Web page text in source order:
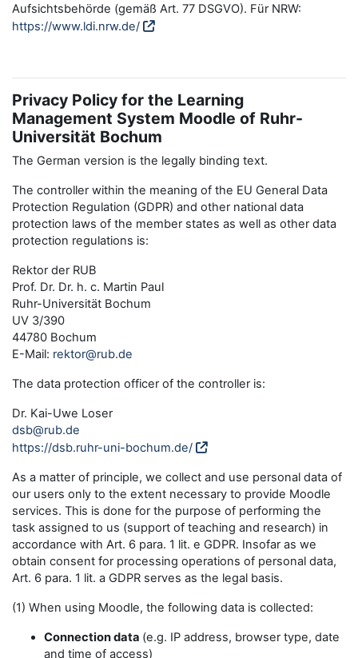
Aufsichtsbehörde (gemäß Art. 77 DSGVO). Für NRW:
https://www.ldi.nrw.de/
Privacy Policy for the Learning
Management System Moodle of Ruhr-
Universität Bochum
The German version is the legally binding text.
The controller within the meaning of the EU General Data
Protection Regulation (GDPR) and other national data
protection laws of the member states as well as other data
protection regulations is:
Rektor der RUB
Prof. Dr. Dr. h. c. Martin Paul
Ruhr-Universität Bochum
UV 3/390
44780 Bochum
E-Mail: rektor@rub.de
The data protection officer of the controller is:
Dr. Kai-Uwe Loser
dsb@rub.de
https://dsb.ruhr-uni-bochum.de/
As a matter of principle, we collect and use personal data of
our users only to the extent necessary to provide Moodle
services. This is done for the purpose of performing the
task assigned to us (support of teaching and research) in
accordance with Art. 6 para. 1 lit. e GDPR. Insofar as we
obtain consent for processing operations of personal data,
Art. 6 para. 1 lit. a GDPR serves as the legal basis.
(1) When using Moodle, the following data is collected:
Connection data (e.g. IP address, browser type, date
and time of access)